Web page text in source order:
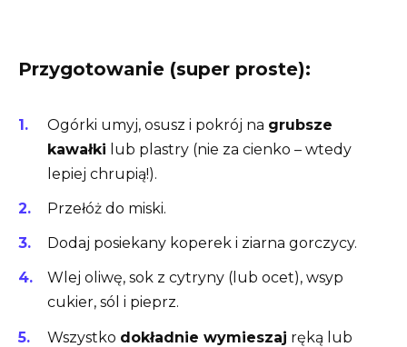
Przygotowanie (super proste):
Ogórki umyj, osusz i pokrój na grubsze
kawałki lub plastry (nie za cienko – wtedy
lepiej chrupią!).
Przełóż do miski.
Dodaj posiekany koperek i ziarna gorczycy.
Wlej oliwę, sok z cytryny (lub ocet), wsyp
cukier, sól i pieprz.
Wszystko dokładnie wymieszaj ręką lub